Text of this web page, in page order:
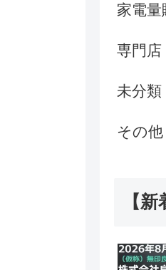
家電量
専門店
未分類
その他
【新